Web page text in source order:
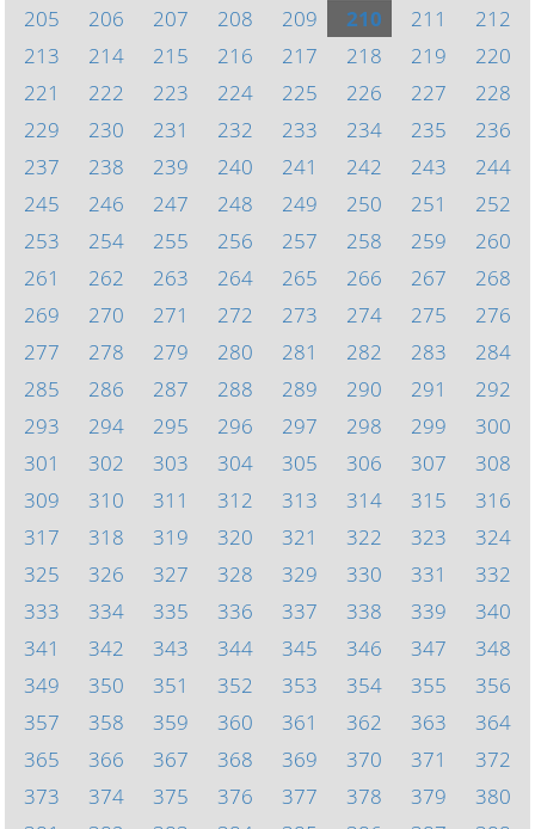
205
206 207 208 209 210 211
212
213
214 215 216 217 218 219
220
221
222 223 224 225 226 227
228
229
230 231 232 233 234 235
236
237
238 239 240 241 242 243
244
245
246 247 248 249 250 251
252
253
254 255 256 257 258 259
260
261
262 263 264 265 266 267
268
269
270 271 272 273 274 275
276
277
278 279 280 281 282 283
284
285
286 287 288 289 290 291
292
293
294 295 296 297 298 299
300
301
302 303 304 305 306 307
308
309
310 311 312 313 314 315
316
317
318 319 320 321 322 323
324
325
326 327 328 329 330 331
332
333
334 335 336 337 338 339
340
341
342 343 344 345 346 347
348
349
350 351 352 353 354 355
356
357
358 359 360 361 362 363
364
365
366 367 368 369 370 371
372
373
374 375 376 377 378 379
380